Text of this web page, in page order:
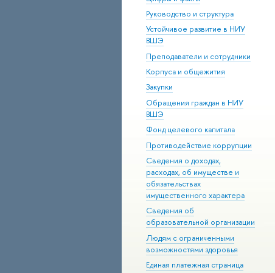
Руководство и структура
Устойчивое развитие в НИУ
ВШЭ
Преподаватели и сотрудники
Корпуса и общежития
Закупки
Обращения граждан в НИУ
ВШЭ
Фонд целевого капитала
Противодействие коррупции
Сведения о доходах,
расходах, об имуществе и
обязательствах
имущественного характера
Сведения об
образовательной организации
Людям с ограниченными
возможностями здоровья
Единая платежная страница